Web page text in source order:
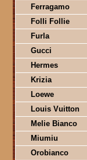
Ferragamo
Folli Follie
Furla
Gucci
Hermes
Krizia
Loewe
Louis Vuitton
Melie Bianco
Miumiu
Orobianco